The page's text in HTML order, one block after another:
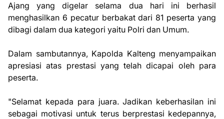
Ajang yang digelar selama dua hari ini berhasil
menghasilkan 6 pecatur berbakat dari 81 peserta yang
dibagi dalam dua kategori yaitu Polri dan Umum.
Dalam sambutannya, Kapolda Kalteng menyampaikan
apresiasi atas prestasi yang telah dicapai oleh para
peserta.
"Selamat kepada para juara. Jadikan keberhasilan ini
sebagai motivasi untuk terus berprestasi kedepannya,